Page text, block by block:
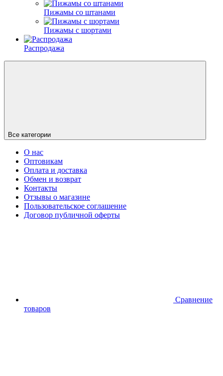
Пижамы со штанами
Пижамы с шортами
Распродажа
Все категории
О нас
Оптовикам
Оплата и доставка
Обмен и возврат
Контакты
Отзывы о магазине
Пользовательское соглашение
Договор публичной оферты
Сравнение
товаров